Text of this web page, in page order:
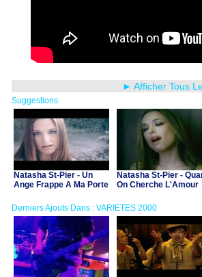
► Afficher Tous
Suggestions
Natasha St-Pier - Un
Ange Frappe A Ma Porte
Natasha St-Pier -
On Cherche L'Amour
Derniers Ajouts Dans : VARIETES 2000